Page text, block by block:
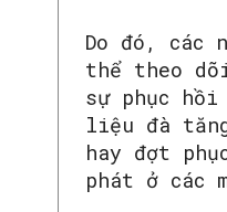
Do đó, các
thể theo
sự phục
liệu đà
hay đợt
phát ở các